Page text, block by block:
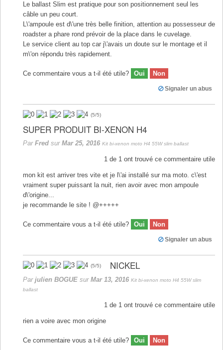
Le ballast Slim est pratique pour son positionnement seul les
câble un peu court.
L\'ampoule est d\'une très belle finition, attention au possesseur de
roadster a phare rond prévoir de la place dans le cuvelage.
Le service client au top car j\'avais un doute sur le montage et il
m\'on répondu très rapidement.
Ce commentaire vous a t-il été utile? Oui Non
Signaler un abus
(5/5)
SUPER PRODUIT BI-XENON H4
Par Fred sur Mar 25, 2016 Kit bi-xenon moto H4 55W slim ballast
1 de 1 ont trouvé ce commentaire utile
mon kit est arriver tres vite et je l\'ai installé sur ma moto. c\'est
vraiment super puissant la nuit, rien avoir avec mon ampoule
d\'origine...
je recommande le site ! @+++++
Ce commentaire vous a t-il été utile? Oui Non
Signaler un abus
(5/5) NICKEL
Par julien BOGUE sur Mar 13, 2016 Kit bi-xenon moto H4 55W slim
ballast
1 de 1 ont trouvé ce commentaire utile
rien a voire avec mon origine
Ce commentaire vous a t-il été utile? Oui Non